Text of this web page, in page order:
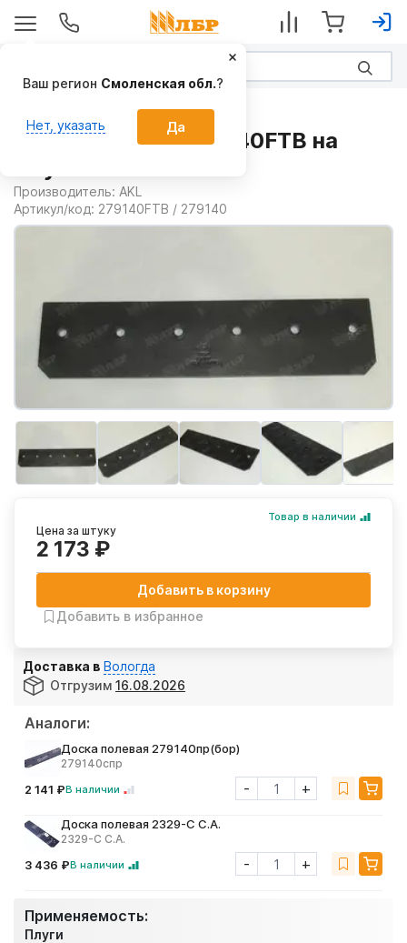
Доска полевая 279140FTB на
Производитель: AKL
Артикул/код: 279140FTB / 279140
Аналоги:
Доска полевая 279140пр(бор)
279140спр
2 141 ₽В наличии - +
Доска полевая 2329-C C.A.
2329-C C.A.
3 436 ₽В наличии - +
Применяемость:
Плуги
Товар в наличии
Цена за штуку
2 173 ₽
Добавить в корзину
Добавить в избранное
Доставка в Вологда
Отгрузим 16.08.2026
Ваш регион Смоленская обл.?
Нет, указать Да